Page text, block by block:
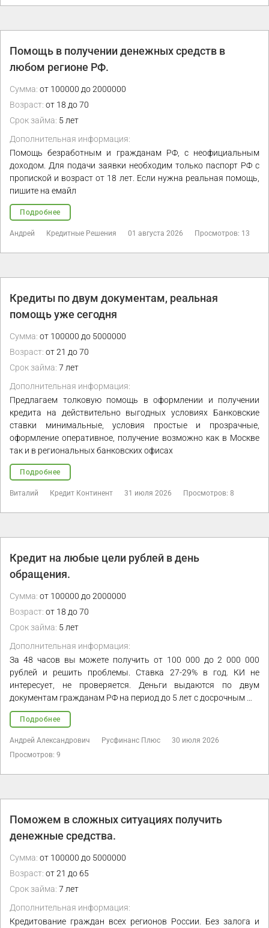
Помощь в получении денежных средств в
любом регионе РФ.
Сумма: от 100000 до 2000000
Возраст: от 18 до 70
Срок займа: 5 лет
Дополнительная информация:
Помощь безработным и гражданам РФ, с неофициальным
доходом. Для подачи заявки необходим только паспорт РФ с
пропиской и возраст от 18 лет. Если нужна реальная помощь,
пишите на емайл
Подробнее
Андрей Кредитные Решения 01 августа 2026 Просмотров: 13
Кредиты по двум документам, реальная
помощь уже сегодня
Сумма: от 100000 до 5000000
Возраст: от 21 до 70
Срок займа: 7 лет
Дополнительная информация:
Предлагаем толковую помощь в оформлении и получении
кредита на действительно выгодных условиях Банковские
ставки минимальные, условия простые и прозрачные,
оформление оперативное, получение возможно как в Москве
так и в региональных банковских офисах
Подробнее
Виталий Кредит Континент 31 июля 2026 Просмотров: 8
Кредит на любые цели рублей в день
обращения.
Сумма: от 100000 до 2000000
Возраст: от 18 до 70
Срок займа: 5 лет
Дополнительная информация:
За 48 часов вы можете получить от 100 000 до 2 000 000
рублей и решить проблемы. Ставка 27-29% в год. КИ не
интересует, не проверяется. Деньги выдаются по двум
документам гражданам РФ на период до 5 лет с досрочным …
Подробнее
Андрей Александрович Русфинанс Плюс
30 июля 2026
Просмотров: 9
Поможем в сложных ситуациях получить
денежные средства.
Сумма: от 100000 до 5000000
Возраст: от 21 до 65
Срок займа: 7 лет
Дополнительная информация:
Кредитование граждан всех регионов России. Без залога и